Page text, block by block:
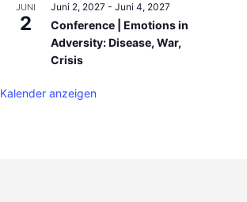
JUNI
2
Juni 2, 2027 - Juni 4, 2027
Conference | Emotions in
Adversity: Disease, War,
Crisis
Kalender anzeigen